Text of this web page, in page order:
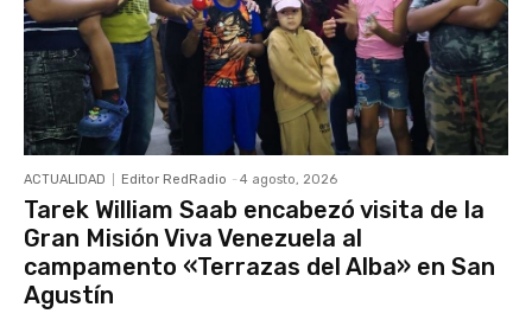
ACTUALIDAD Editor RedRadio - 4 agosto, 2026
Tarek William Saab encabezó visita de la
Gran Misión Viva Venezuela al
campamento «Terrazas del Alba» en San
Agustín